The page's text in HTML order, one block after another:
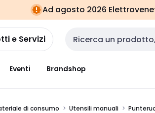
Ad agosto 2026
e Servizi Cerca input
Eventi Brandshop
di consumo Utensili manuali